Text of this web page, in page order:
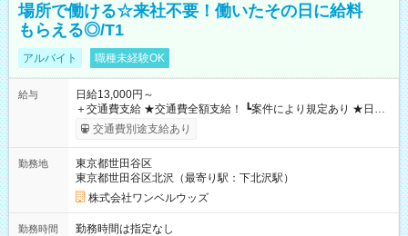
場所で働ける☆来社不要！働いたその日に給料
もらえる◎/T1
アルバイト 職種未経験OK
給与
日給13,000円～
＋交通費支給 ★交通費全額支給！ ┗案件により規定あり ★日払
いOK！（規定あり） ┗働いたその日に現金GET♪ お仕事後はコ
ンビニATMから 日払い分を引き落とせます！ 【試用期間】試
交通費別途支給あり
勤務地
東京都世田谷区
東京都世田谷区北沢（最寄り駅：下北沢駅）
株式会社ワンベルウッズ
勤務時間
勤務時間は指定なし